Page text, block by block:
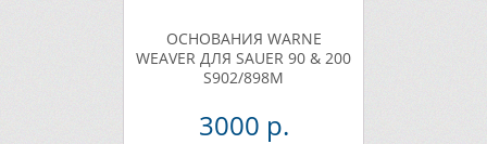
ОСНОВАНИЯ WARNE
WEAVER ДЛЯ SAUER 90 & 200
S902/898M
3000 р.